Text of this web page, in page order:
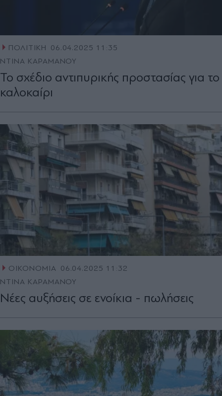
ΠΟΛΙΤΙΚΗ
06.04.2025 11:35
ΝΤΙΝΑ ΚΑΡΑΜΑΝΟΥ
Το σχέδιο αντιπυρικής προστασίας για το
καλοκαίρι
ΟΙΚΟΝΟΜΙΑ 06.04.2025 11:32
ΝΤΙΝΑ ΚΑΡΑΜΑΝΟΥ
Νέες αυξήσεις σε ενοίκια - πωλήσεις